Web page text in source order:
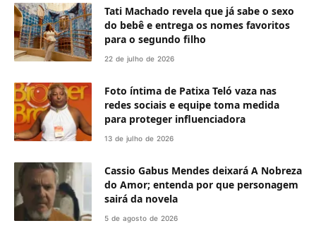
Tati Machado revela que já sabe o sexo
do bebê e entrega os nomes favoritos
para o segundo filho
22 de julho de 2026
Foto íntima de Patixa Teló vaza nas
redes sociais e equipe toma medida
para proteger influenciadora
13 de julho de 2026
Cassio Gabus Mendes deixará A Nobreza
do Amor; entenda por que personagem
sairá da novela
5 de agosto de 2026